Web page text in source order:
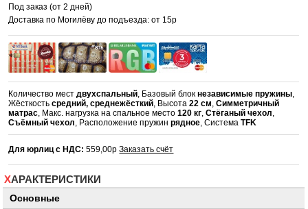
Под заказ (от 2 дней)
Доставка по Могилёву до подъезда: от 15р
Количество местдвухспальный, Базовый блокнезависимые пружины,
Жёсткостьсредний, среднежёсткий, Высота22 см,Симметричный
матрас, Макс. нагрузка на спальное место120 кг,Стёганый чехол,
Съёмный чехол, Расположение пружинрядное, СистемаTFK
Для юрлиц с НДС: 559,00рЗаказать счёт
ХАРАКТЕРИСТИКИ
Основные